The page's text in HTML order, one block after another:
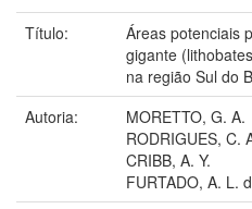
Título:
Áreas potenciais
gigante
na região Sul do
Autoria:
MORETTO, G. A.
RODRIGUES, C.
CRIBB, A. Y.
FURTADO, A. L.